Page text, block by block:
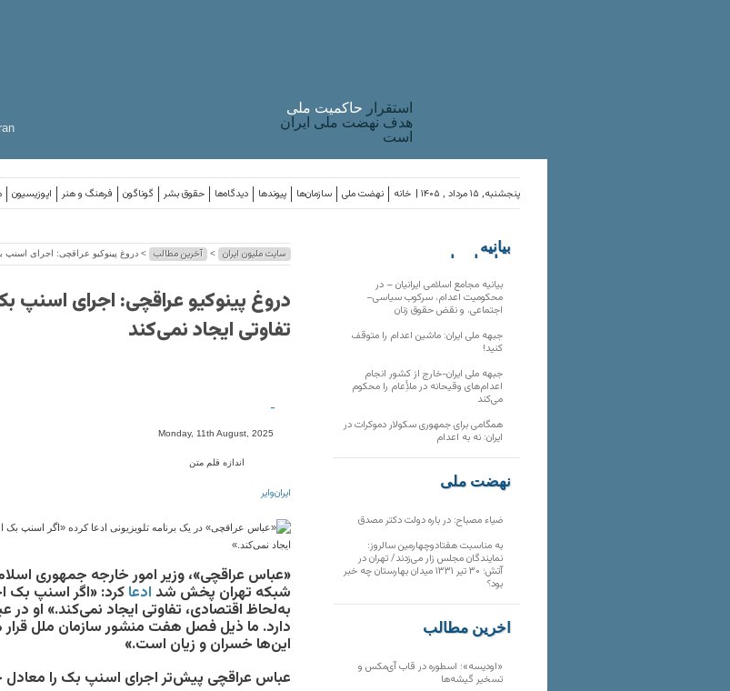
استقرار حاکميت ملی
هدف نهضت ملی ایران
است
اپوزیسیون فرهنگ و هنر گوناگون حقوق بشر دیدگاه‌ها پیوندها سازمان‌ها نهضت ملی خانه پنجشنبه, ۱۵ مرداد , ۱۴۰۵ |
سایت ملیون ایران > آخرین مطالب > دروغ پینوکیو عراقچی: اجرای اسنپ
دروغ پینوکیو عراقچی: اجرای اسنپ
تفاوتی ایجاد نمی‌کند
-
Monday, 11th August, 2025
اندازه قلم متن
ایران‌وایر
شبکه تهران پخش شد ادعاکرد: «اگر اسنپ بک
به‌لحاظ اقتصادی، تفاوتی ایجاد نمی‌کند.» او
دارد. ما ذیل فصل هفت منشور سازمان ملل
این‌ها خسران و زیان است.»
عباس عراقچی پیش‌تر اجرای اسنپ بک را معادل
بیانیه
سازمان‌های
بیانیه مجامع اسلامی ایرانیان – در
محکومیت اعدام، سرکوب سیاسی–
اجتماعی، و نقض حقوق زنان
جبهه ملی ایران: ماشین اعدام را متوقف
کنید!
جبهه ملی ایران-خارج از کشور انجام
اعدام‌های وقیحانه در ملأِعام را محکوم
می‌کند
همگامی برای جمهوری سکولار دموکرات در
ایران: نه به اعدام
نهضت ملی
ضیاء مصباح: در باره دولت دکتر مصدق
به مناسبت هفتادوچهارمین سالروز:
نمایندگان مجلس زار می‌زدند/ تهران در
آتش؛ ۳۰ تیر ۱۳۳۱ میدان بهارستان چه خبر
بود؟
آخرین مطالب
«اودیسه»؛ اسطوره در قاب آی‌مکس و
تسخیر گیشه‌ها